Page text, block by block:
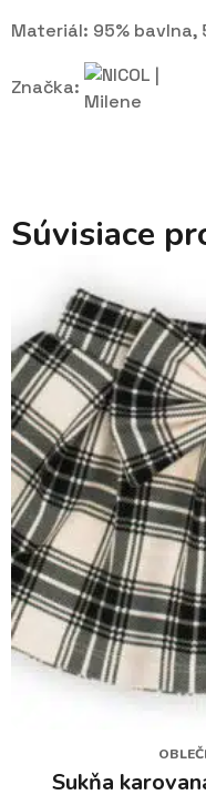
Materiál: 95% bavlna,
Značka:
Súvisiace
Sukňa